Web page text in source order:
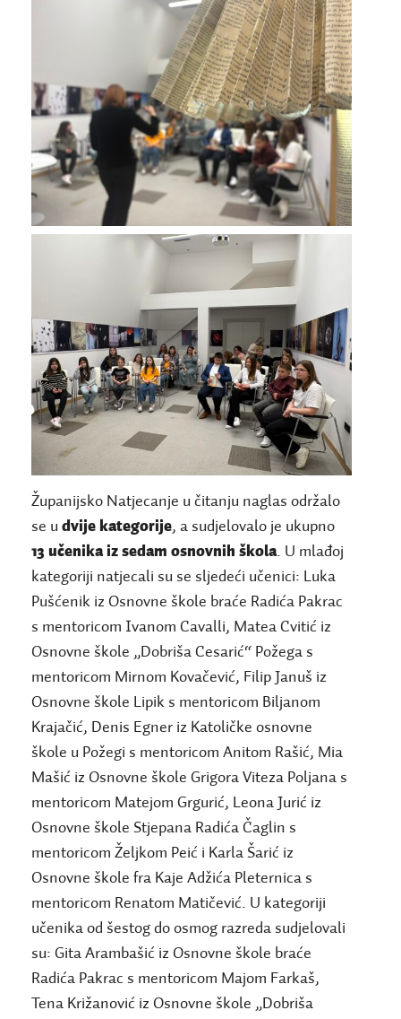
Županijsko Natjecanje u čitanju naglas održalo
se udvije kategorije, a sudjelovalo je ukupno
13 učenika iz sedam osnovnih škola. U mlađoj
kategoriji natjecali su se sljedeći učenici: Luka
Pušćenik iz Osnovne škole braće Radića Pakrac
s mentoricom Ivanom Cavalli, Matea Cvitić iz
Osnovne škole „Dobriša Cesarić“ Požega s
mentoricom Mirnom Kovačević, Filip Januš iz
Osnovne škole Lipik s mentoricom Biljanom
Krajačić, Denis Egner iz Katoličke osnovne
škole u Požegi s mentoricom Anitom Rašić, Mia
Mašić iz Osnovne škole Grigora Viteza Poljana s
mentoricom Matejom Grgurić, Leona Jurić iz
Osnovne škole Stjepana Radića Čaglin s
mentoricom Željkom Peić i Karla Šarić iz
Osnovne škole fra Kaje Adžića Pleternica s
mentoricom Renatom Matičević. U kategoriji
učenika od šestog do osmog razreda sudjelovali
su: Gita Arambašić iz Osnovne škole braće
Radića Pakrac s mentoricom Majom Farkaš,
Tena Križanović iz Osnovne škole „Dobriša